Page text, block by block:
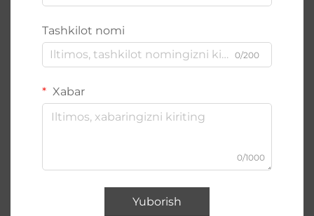
Tashkilot nomi
0/200
Xabar
0/1000
Yuborish